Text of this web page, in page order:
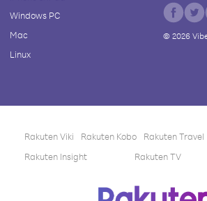
Windows PC
Mac
Linux
© 2026
Rakuten Viki Rakuten Kobo Rakuten Travel
Rakuten Insight
Rakuten TV